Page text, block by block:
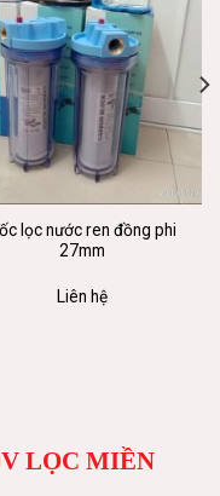
lọc nước ren đồng phi
27mm
Liên hệ
LỌC MIỀN